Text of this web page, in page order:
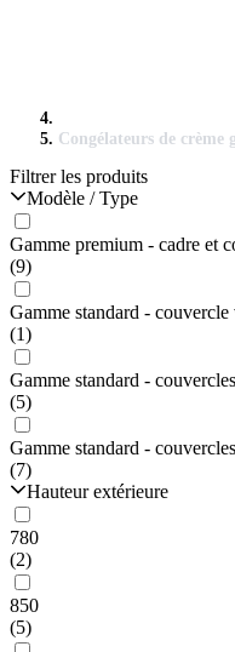
Congélateurs de crème
Filtrer les produits
Modèle / Type
Gamme premium - cadre et
(9)
Gamme standard -
(1)
Gamme standard -
(5)
Gamme standard -
(7)
Hauteur extérieure
780
(2)
850
(5)